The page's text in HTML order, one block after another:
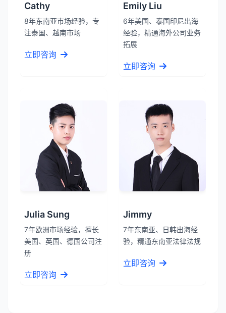
Cathy
8年东南亚市场经验，专
注泰国、越南市场
立即咨询
Emily Liu
6年美国、泰国印尼出海
经验，精通海外公司业务
拓展
立即咨询
Julia Sung
7年欧洲市场经验，擅长
美国、英国、德国公司注
册
立即咨询
Jimmy
7年东南亚、日韩出海经
验，精通东南亚法律法规
立即咨询